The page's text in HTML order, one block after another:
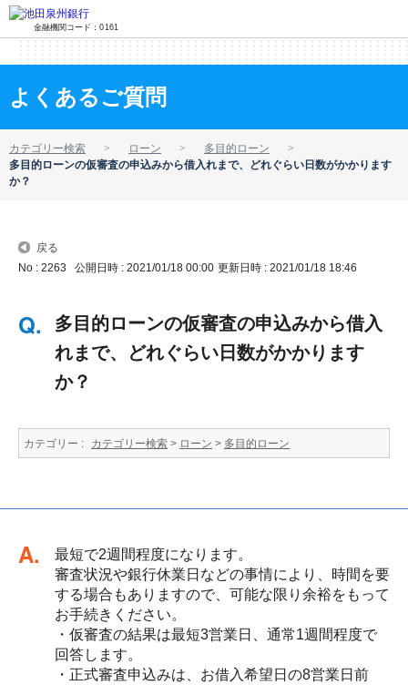
金融機関コード：0161
よくあるご質問
カテゴリー検索 ローン
多目的ローン
多目的ローンの仮審査の申込みから借入れまで、どれぐらい日数がかかります
か？
戻る
No : 2263 公開日時 : 2021/01/18 00:00 更新日時 : 2021/01/18 18:46
多目的ローンの仮審査の申込みから借入
れまで、どれぐらい日数がかかります
か？
カテゴリー : カテゴリー検索 > ローン > 多目的ローン
回答
最短で2週間程度になります。
審査状況や銀行休業日などの事情により、時間を要
する場合もありますので、可能な限り余裕をもって
お手続きください。
・仮審査の結果は最短3営業日、通常1週間程度で
回答します。
・正式審査申込みは、お借入希望日の8営業日前